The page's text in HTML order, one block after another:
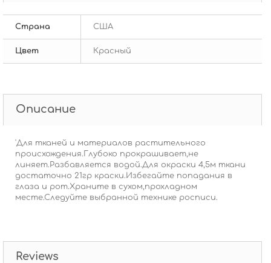
Страна США
Цвет Красный
Описание
'Для тканей и материалов растительного
происхождения.Глубоко прокрашивает,не
линяет.Разбавляется водой.Для окраски 4,5м ткани
достаточно 21гр краски.Избегайте попадания в
глаза и рот.Храните в сухом,прохладном
месте.Следуйте выбранной технике росписи.
Reviews